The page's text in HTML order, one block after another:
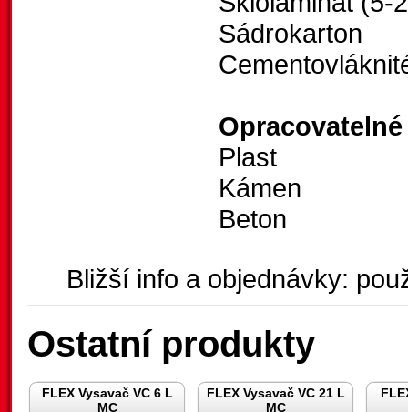
Sádrokarton
Plast
Kámen
Beton
Bližší info a objednávky:
Ostatní produkty
FLEX Vysavač VC 6 L
MC
FLEX Vysavač VC 21 L
MC